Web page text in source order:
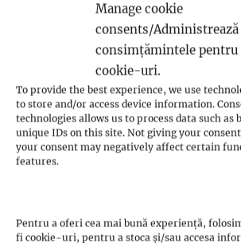
Manage cookie
consents/Administrează
consimțămintele pentru
cookie-uri.
To provide the best experience, we use
to store and/or access device information.
technologies allows us to process data such as
unique IDs on this site. Not giving your
your consent may negatively affect certain
features.
Pentru a oferi cea mai bună experiență,
fi cookie-uri, pentru a stoca și/sau accesa
(2)
(7)
John Calvin(3)
Luteranism(5)
Martin Luther(36)
Metodism(2)
profeții Zwickau(1)